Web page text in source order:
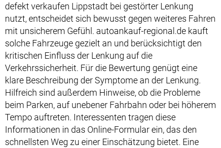
defekt verkaufen Lippstadt bei gestörter Lenkung
nutzt, entscheidet sich bewusst gegen weiteres Fahren
mit unsicherem Gefühl. autoankauf-regional.de kauft
solche Fahrzeuge gezielt an und berücksichtigt den
kritischen Einfluss der Lenkung auf die
Verkehrssicherheit. Für die Bewertung genügt eine
klare Beschreibung der Symptome an der Lenkung.
Hilfreich sind außerdem Hinweise, ob die Probleme
beim Parken, auf unebener Fahrbahn oder bei höherem
Tempo auftreten. Interessenten tragen diese
Informationen in das Online-Formular ein, das den
schnellsten Weg zu einer Einschätzung bietet. Eine